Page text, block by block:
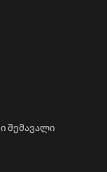
შემავალი